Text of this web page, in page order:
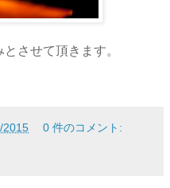
させて頂きます。
2015 0 件のコメント: